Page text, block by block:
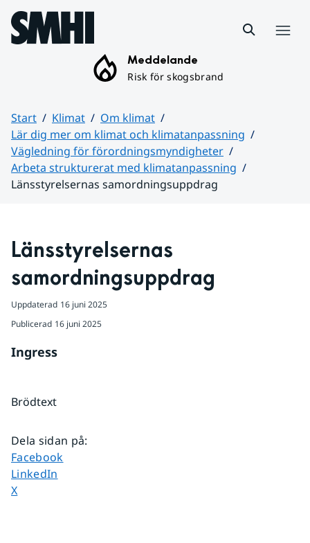
Hoppa till sidans innehåll
Meddelande
Risk för skogsbrand
Start Klimat
Om klimat
Lär dig mer om klimat och klimatanpassning
Vägledning för förordningsmyndigheter
Arbeta strukturerat med klimatanpassning
Länsstyrelsernas samordningsuppdrag
Länsstyrelsernas
samordningsuppdrag
Uppdaterad 16 juni 2025
Publicerad 16 juni 2025
Ingress
Brödtext
Dela sidan på:
Dela sidan på
Facebook
Dela sidan på
LinkedIn
Dela sidan på
X